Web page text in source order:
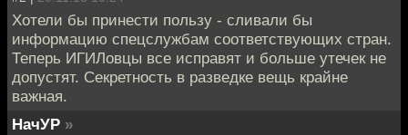
Хотели бы принести пользу - сливали бы
информацию спецслужбам соответствующих стран.
Теперь ИГИЛовцы все исправят и больше утечек не
допустят. Секретность в разведке вещь крайне
важная.
НачУР »